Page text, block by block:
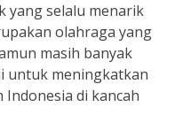
yang selalu menarik
olahraga yang
masih banyak
untuk meningkatkan
di kancah